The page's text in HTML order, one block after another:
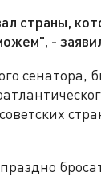
страны,
-
сенатора,